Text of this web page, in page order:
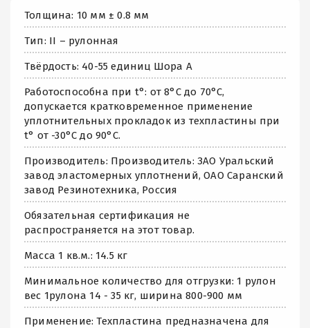
Толщина: 10 мм ± 0.8 мм
Тип: II – рулонная
Твёрдость: 40-55 единиц Шора А
Работоспособна при t°: от 8°С до 70°С,
допускается кратковременное применение
уплотнительных прокладок из техпластины при
t° от -30°С до 90°С.
Производитель: Производитель: ЗАО Уральский
завод эластомерных уплотнений, ОАО Саранский
завод Резинотехника, Россия
Обязательная сертификация не
распространяется на этот товар.
Масса 1 кв.м.: 14.5 кг
Минимальное количество для отгрузки: 1 рулон
вес 1рулона 14 - 35 кг, ширина 800-900 мм
Применение: Техпластина предназначена для